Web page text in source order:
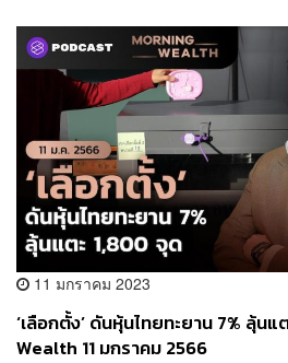
11 มกราคม 2023
‘เลือกตั้ง’ ดันหุ้นไทยทะยาน 7% ลุ้น
Wealth 11 มกราคม 2566